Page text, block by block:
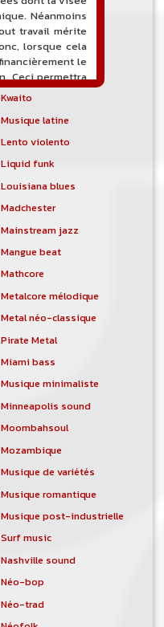
Jersey club
Jump-up
Kansas City blues
Kizomba
Kwaito
Musique latine
Lento violento
Liquid funk
Louisiana blues
Madchester
Mainstream jazz
Mangue beat
Mathcore
Metalcore mélodique
Metal néo-classique
Pirate Metal
Miami bass
Musique minimaliste
Minneapolis sound
Moombahsoul
Mozambique
Musique de variétés
Musique romantique
Musique post-industrielle
Surf music
Nashville sound
Néo-bop
Néo-trad
Néanmoins
travail mérite
lorsque cela
le
Ceci permettra
le nom de
et peut-être
Il va
publique
site.
annonces
proposé sur le
lorsque vous
groupe, un
un/des